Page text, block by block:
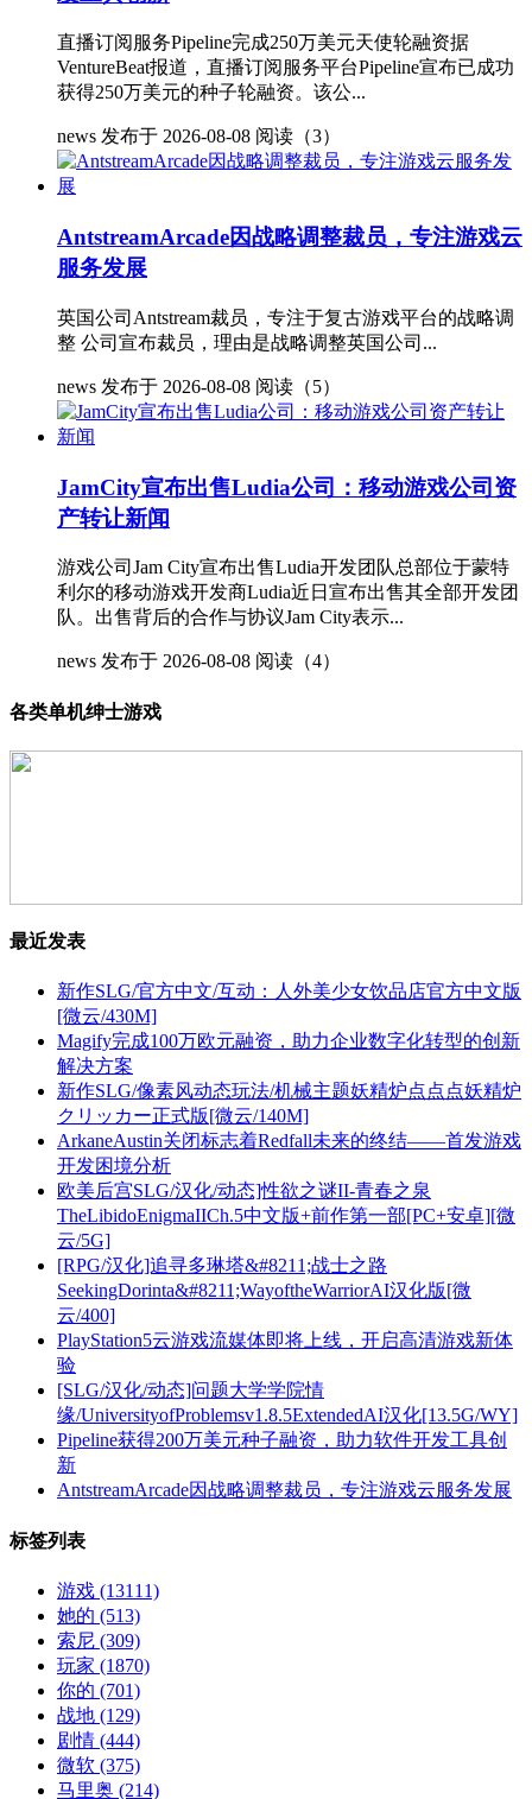
直播订阅服务Pipeline完成250万美元天使轮融资据
VentureBeat报道，直播订阅服务平台Pipeline宣布已成功
获得250万美元的种子轮融资。该公...
news 发布于 2026-08-08 阅读（3）
AntstreamArcade因战略调整裁员，专注游戏云
服务发展
英国公司Antstream裁员，专注于复古游戏平台的战略调
整 公司宣布裁员，理由是战略调整英国公司...
news 发布于 2026-08-08 阅读（5）
JamCity宣布出售Ludia公司：移动游戏公司资
产转让新闻
游戏公司Jam City宣布出售Ludia开发团队总部位于蒙特
利尔的移动游戏开发商Ludia近日宣布出售其全部开发团
队。出售背后的合作与协议Jam City表示...
news 发布于 2026-08-08 阅读（4）
各类单机绅士游戏
最近发表
新作SLG/官方中文/互动：人外美少女饮品店官方中文版
[微云/430M]
Magify完成100万欧元融资，助力企业数字化转型的创新
解决方案
新作SLG/像素风动态玩法/机械主题妖精炉点点点妖精炉
クリッカー正式版[微云/140M]
ArkaneAustin关闭标志着Redfall未来的终结——首发游戏
开发困境分析
欧美后宫SLG/汉化/动态]性欲之谜II-青春之泉
TheLibidoEnigmaIICh.5中文版+前作第一部[PC+安卓][微
云/5G]
[RPG/汉化]追寻多琳塔&#8211;战士之路
SeekingDorinta&#8211;WayoftheWarriorAI汉化版[微
云/400]
PlayStation5云游戏流媒体即将上线，开启高清游戏新体
验
[SLG/汉化/动态]问题大学学院情
缘/UniversityofProblemsv1.8.5ExtendedAI汉化[13.5G/WY]
Pipeline获得200万美元种子融资，助力软件开发工具创
新
AntstreamArcade因战略调整裁员，专注游戏云服务发展
标签列表
游戏 (13111)
她的 (513)
索尼 (309)
玩家 (1870)
你的 (701)
战地 (129)
剧情 (444)
微软 (375)
马里奥 (214)